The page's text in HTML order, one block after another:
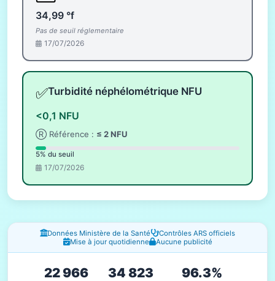
34,99 °f
Pas de seuil réglementaire
17/07/2026
✅Turbidité néphélométrique NFU
<0,1 NFU
Ⓡ Référence : ≤ 2 NFU
5% du seuil
17/07/2026
Fenêtres d'information
Données Ministère de la Santé
Contrôles ARS officiels
Mise à jour quotidienne
Aucune publicité
22 966 34 823 96.3%